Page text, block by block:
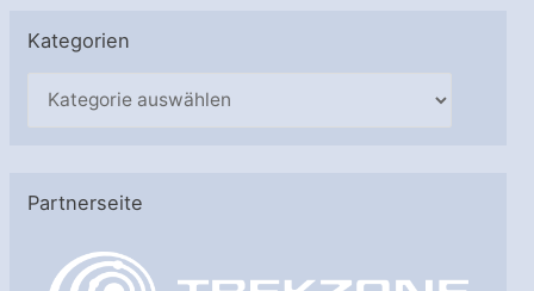
Kategorien
g
Partnerseite